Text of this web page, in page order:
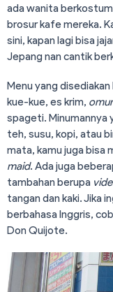
ada wanita
brosur kafe mereka.
sini, kapan lagi bisa
Jepang nan cantik
Menu yang
kue-kue, es krim,
spageti. Minumannya
teh, susu, kopi, atau
mata, kamu juga bisa
maid. Ada juga
tambahan berupa
tangan dan kaki. Jika
berbahasa Inggris,
Don Quijote.